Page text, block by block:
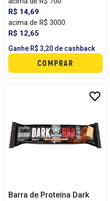
R$ 14,69
acima de R$ 3000
R$ 12,65
Ganhe R$ 3,20 de cashback
COMPRAR
Barra de Proteína Dark